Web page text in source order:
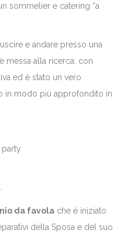
sommelier e catering “a
e andare presso una
messa alla ricerca, con
ed è stato un vero
in modo più approfondito in
da favola che è iniziato
della Sposa e del suo